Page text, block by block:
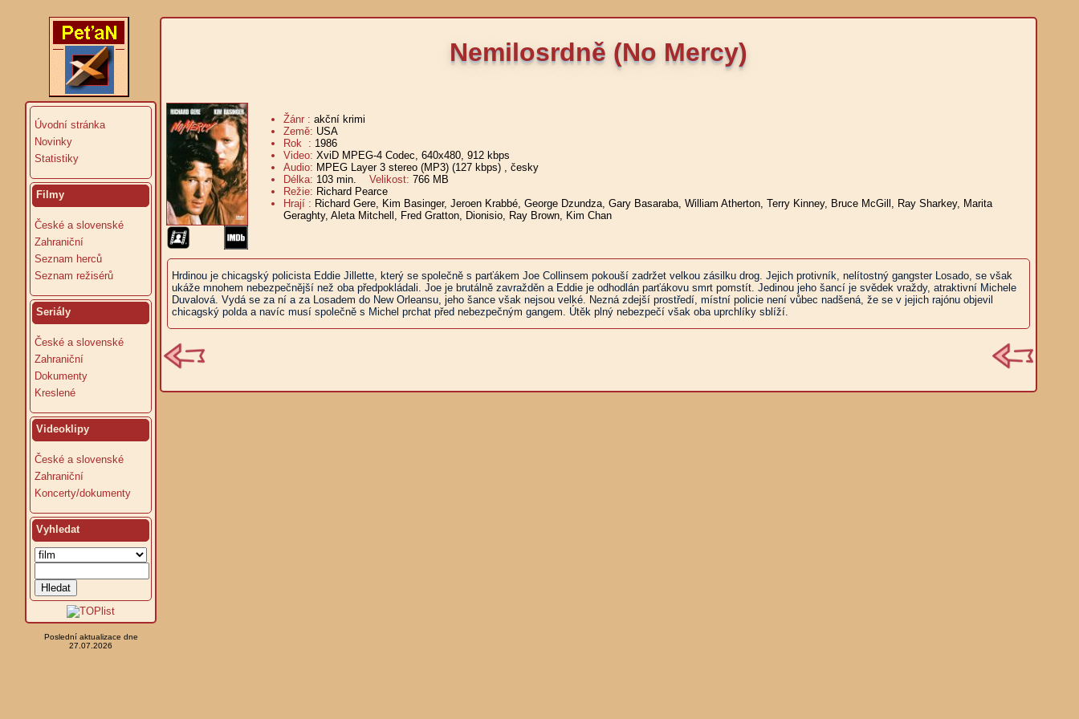
Úvodní stránka
Novinky
Statistiky
Filmy
České a slovenské
Zahraniční
Seznam herců
Seznam režisérů
Seriály
České a slovenské
Zahraniční
Dokumenty
Kreslené
Videoklipy
České a slovenské
Zahraniční
Koncerty/dokumenty
Vyhledat
Poslední aktualizace dne
27.07.2026
Nemilosrdně (No Mercy)
Žánr : akční krimi
Země: USA
Rok : 1986
Video: XviD MPEG-4 Codec, 640x480, 912 kbps
Audio: MPEG Layer 3 stereo (MP3) (127 kbps) , česky
Délka: 103 min. Velikost: 766 MB
Režie: Richard Pearce
Hrají : Richard Gere, Kim Basinger, Jeroen Krabbé, George Dzundza, Gary Basaraba, William Atherton, Terry Kinney, Bruce McGill, Ray Sharkey, Marita
Geraghty, Aleta Mitchell, Fred Gratton, Dionisio, Ray Brown, Kim Chan
Hrdinou je chicagský policista Eddie Jillette, který se společně s parťákem Joe Collinsem pokouší zadržet velkou zásilku drog. Jejich protivník, nelítostný gangster Losado, se však
ukáže mnohem nebezpečnější než oba předpokládali. Joe je brutálně zavražděn a Eddie je odhodlán parťákovu smrt pomstít. Jedinou jeho šancí je svědek vraždy, atraktivní Michele
Duvalová. Vydá se za ní a za Losadem do New Orleansu, jeho šance však nejsou velké. Nezná zdejší prostředí, místní policie není vůbec nadšená, že se v jejich rajónu objevil
chicagský polda a navíc musí společně s Michel prchat před nebezpečným gangem. Útěk plný nebezpečí však oba uprchlíky sblíží.